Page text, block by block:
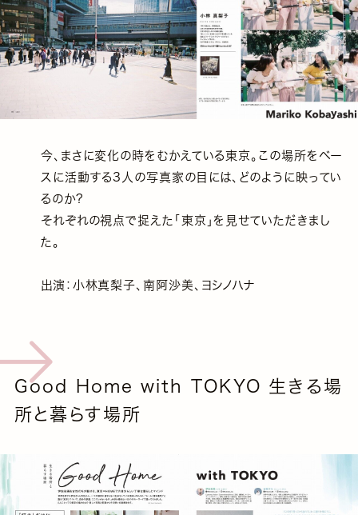
今、まさに変化の時をむかえている東京。この場所をベー
スに活動する3人の写真家の目には、どのように映ってい
るのか?
それぞれの視点で捉えた「東京」を見せていただきまし
た。
出演：小林真梨子、南阿沙美、ヨシノハナ
Good Home with TOKYO 生きる場
所と暮らす場所